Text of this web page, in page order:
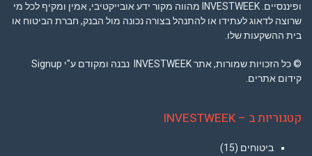
ופיננסיים. INVESTWEEK מהווה מקור ידע אובייקטיבי, אמין ומקיף לכל מי
שרוצה לדאוג לעתידו או להתנהל בצורה נכונה מול הבנק, חברת הביטוח או
בית ההשקעות שלו.
© כל הזכויות שמורות, אתר INVESTWEEK נבנה ומקודם ע"י Signup
קידום אתרים.
קטגוריות ב – INVESTWEEK
ביטוחים (15)